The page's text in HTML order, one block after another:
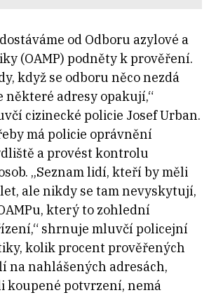
od Odboru azylové a
(OAMP) podněty k prověření.
když se odboru něco nezdá
některé adresy opakují,“
cizinecké policie Josef Urban.
má policie oprávnění
a provést kontrolu
„Seznam lidí, kteří by měli
ale nikdy se tam nevyskytují,
který to zohlední
shrnuje mluvčí policejní
kolik procent prověřených
na nahlášených adresách,
koupené potvrzení, nemá